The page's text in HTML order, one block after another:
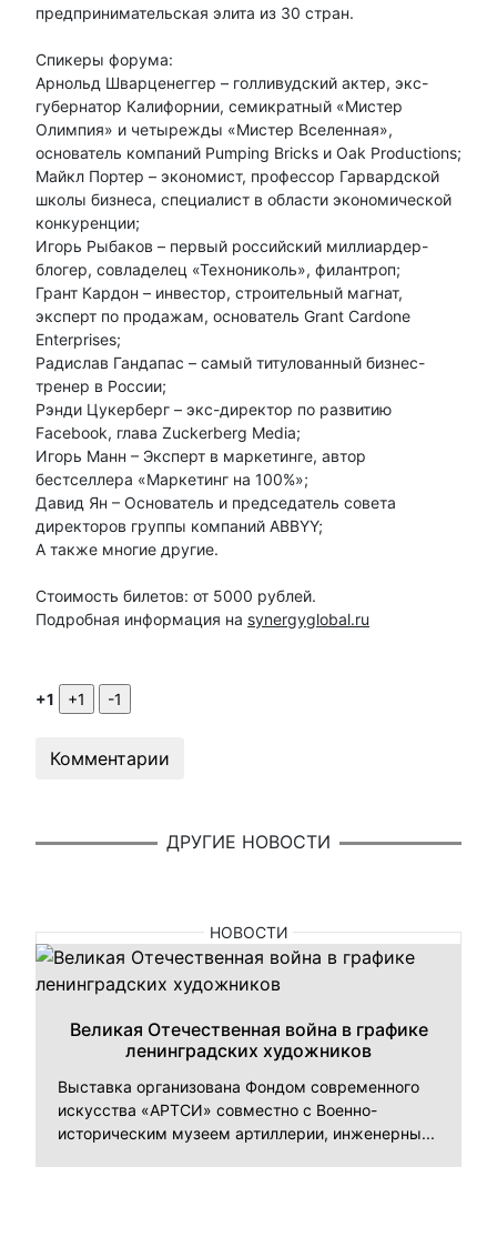
предпринимательская элита из 30 стран.
Спикеры форума:
Арнольд Шварценеггер – голливудский актер, экс-
губернатор Калифорнии, семикратный «Мистер
Олимпия» и четырежды «Мистер Вселенная»,
основатель компаний Pumping Bricks и Oak Productions;
Майкл Портер – экономист, профессор Гарвардской
школы бизнеса, специалист в области экономической
конкуренции;
Игорь Рыбаков – первый российский миллиардер-
блогер, совладелец «Технониколь», филантроп;
Грант Кардон – инвестор, строительный магнат,
эксперт по продажам, основатель Grant Cardone
Enterprises;
Радислав Гандапас – cамый титулованный бизнес-
тренер в России;
Рэнди Цукерберг – экс-директор по развитию
Facebook, глава Zuckerberg Media;
Игорь Манн – Эксперт в маркетинге, автор
бестселлера «Маркетинг на 100%»;
Давид Ян – Основатель и председатель совета
директоров группы компаний ABBYY;
А также многие другие.
Стоимость билетов: от 5000 рублей.
Подробная информация на synergyglobal.ru
+1
Комментарии
ДРУГИЕ НОВОСТИ
НОВОСТИ
Великая Отечественная война в графике
ленинградских художников
Выставка организована Фондом современного
искусства «АРТСИ» совместно с Военно-
историческим музеем артиллерии, инженерны...